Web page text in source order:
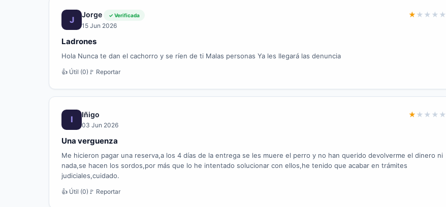
J Jorge ✓ Verificada
15 Jun 2026
★ ★ ★ ★ ★
Ladrones
Hola Nunca te dan el cachorro y se ríen de ti Malas personas Ya les llegará las denuncia
👍 Útil (0) 🚩 Reportar
I Iñigo
03 Jun 2026
★ ★ ★ ★ ★
Una verguenza
Me hicieron pagar una reserva,a los 4 días de la entrega se les muere el perro y no han querido devolverme el dinero ni
nada,se hacen los sordos,por más que lo he intentado solucionar con ellos,he tenido que acabar en trámites
judiciales,cuidado.
👍 Útil (0) 🚩 Reportar